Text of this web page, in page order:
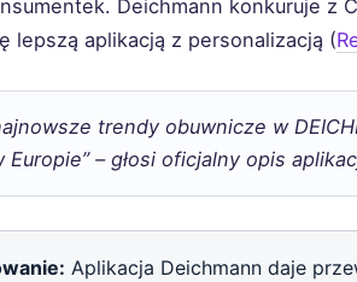
Deichmann konkuruje z
lepszą aplikacją z personalizacją (
trendy obuwnicze w
Europie” – głosi oficjalny opis
Aplikacja Deichmann daje